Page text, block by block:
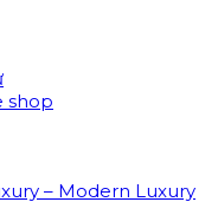
shop
– Modern Luxury